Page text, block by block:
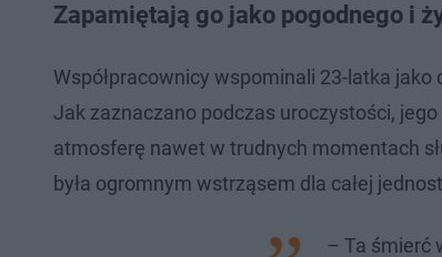
Zapamiętają go jako pogodnego i
Współpracownicy wspominali 23-latka
Jak zaznaczano podczas uroczystości,
atmosferę nawet w trudnych momentach
była ogromnym wstrząsem dla całej
– Ta śmierć